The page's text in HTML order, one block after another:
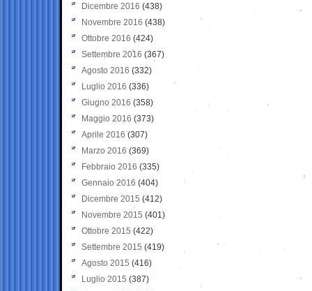
Dicembre 2016 (438)
Novembre 2016 (438)
Ottobre 2016 (424)
Settembre 2016 (367)
Agosto 2016 (332)
Luglio 2016 (336)
Giugno 2016 (358)
Maggio 2016 (373)
Aprile 2016 (307)
Marzo 2016 (369)
Febbraio 2016 (335)
Gennaio 2016 (404)
Dicembre 2015 (412)
Novembre 2015 (401)
Ottobre 2015 (422)
Settembre 2015 (419)
Agosto 2015 (416)
Luglio 2015 (387)